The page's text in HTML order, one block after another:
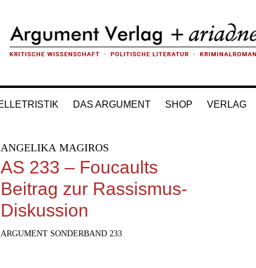
DAS ARGUMENT SHOP VERLAG
ANGELIKA MAGIROS
AS 233 – Foucaults
Beitrag zur Rassismus-
Diskussion
ARGUMENT SONDERBAND 233